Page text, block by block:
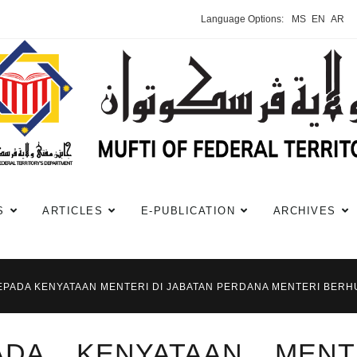
Language Options: MS EN AR
ARTICLES E-PUBLICATION ARCHIVES
KENYATAAN MENTERI DI JABATAN PERDANA MENTERI